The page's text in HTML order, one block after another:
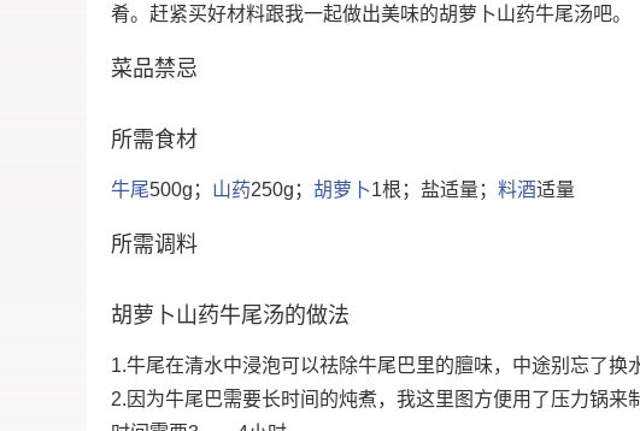
肴。赶紧买好材料跟我一起做出美味的胡萝卜山药牛尾汤吧。
菜品禁忌
所需食材
牛尾500g； 山药250g； 胡萝卜1根；盐适量； 料酒适量
所需调料
胡萝卜山药牛尾汤的做法
1.牛尾在清水中浸泡可以祛除牛尾巴里的膻味，中途别忘了换
2.因为牛尾巴需要长时间的炖煮，我这里图方便用了压力锅